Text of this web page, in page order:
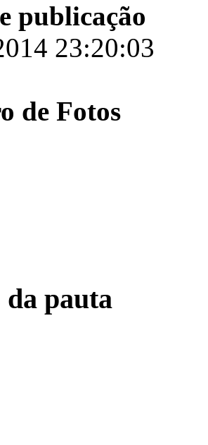
publicação
23:20:03
de Fotos
da pauta